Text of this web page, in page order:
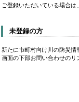
ご登録いただいている場合
未登録の方
新たに市町村向け川の防災
画面の下部お問い合わせの